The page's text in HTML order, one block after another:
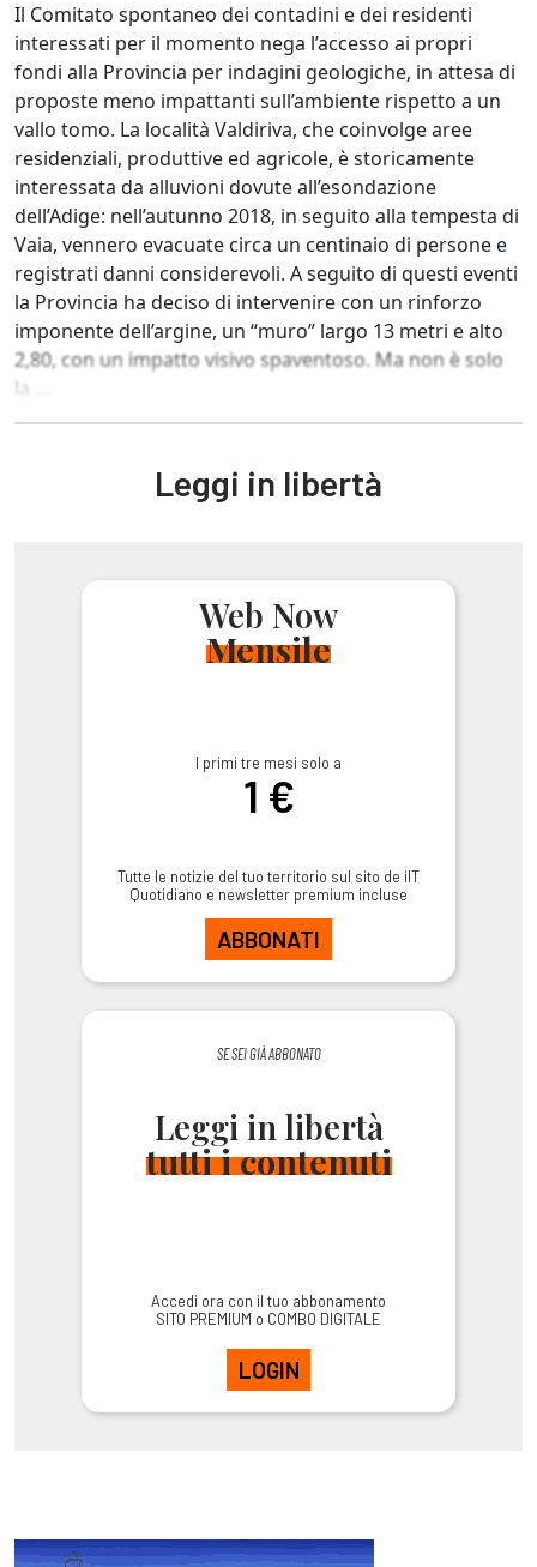
Il Comitato spontaneo dei contadini e dei residenti
interessati per il momento nega l’accesso ai propri
fondi alla Provincia per indagini geologiche, in attesa di
proposte meno impattanti sull’ambiente rispetto a un
vallo tomo. La località Valdiriva, che coinvolge aree
residenziali, produttive ed agricole, è storicamente
interessata da alluvioni dovute all’esondazione
dell’Adige: nell’autunno 2018, in seguito alla tempesta di
Vaia, vennero evacuate circa un centinaio di persone e
registrati danni considerevoli. A seguito di questi eventi
la Provincia ha deciso di intervenire con un rinforzo
imponente dell’argine, un “muro” largo 13 metri e alto
2,80, con un impatto visivo spaventoso. Ma non è solo
la ...
Leggi in libertà
Web Now
Mensile
I primi tre mesi solo a
1 €
Tutte le notizie del tuo territorio sul sito de ilT
Quotidiano e newsletter premium incluse
ABBONATI
SE SEI GIÀ ABBONATO
Leggi in libertà
tutti i contenuti
Accedi ora con il tuo abbonamento
SITO PREMIUM o COMBO DIGITALE
LOGIN